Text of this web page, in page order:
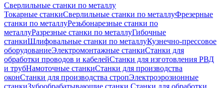
Сверлильные станки по металлу
Токарные станкиСверлильные станки по металлуФрезерные
станки по металлуРезьбонарезные станки по
металлуРазрезные станки по металлуГибочные
станкиШлифовальные станки по металлуКузнечно-прессовое
оборудованиеЭлектромонтажные станкиСтанки для
обработки проводов и кабелейСтанки для изготовления РВД
и трубНамоточные станкиСтанки для производства
оконСтанки для производства стропЭлектроэрозионные
станкиЗубообрабатывающие станки Станки для обработки